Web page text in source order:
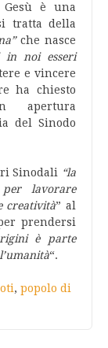
è una
tratta della
che nasce
in noi esseri
e vincere
ha chiesto
apertura
del Sinodo
Sinodali “la
lavorare
creatività” al
prendersi
è parte
“.
, popolo di